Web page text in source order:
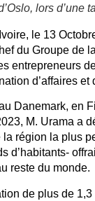
lors d’une
le 13
du Groupe de
entrepreneurs
d’affaires et
Danemark, en
M. Urama a
région la plus
d’habitants-
reste du monde.
de plus de